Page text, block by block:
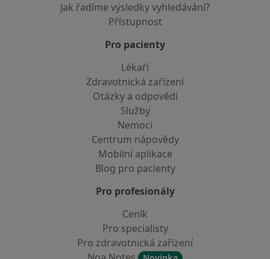
Jak řadíme výsledky vyhledávání?
Přístupnost
Pro pacienty
Lékaři
Zdravotnická zařízení
Otázky a odpovědi
Služby
Nemoci
Centrum nápovědy
Mobilní aplikace
Blog pro pacienty
Pro profesionály
Ceník
Pro specialisty
Pro zdravotnická zařízení